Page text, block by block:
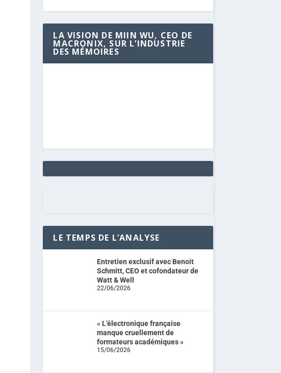
LA VISION DE MIIN WU, CEO DE
MACRONIX, SUR L’INDUSTRIE
DES MÉMOIRES
LE TEMPS DE L’ANALYSE
Entretien exclusif avec Benoit
Schmitt, CEO et cofondateur de
Watt & Well
22/06/2026
« L’électronique française
manque cruellement de
formateurs académiques »
15/06/2026